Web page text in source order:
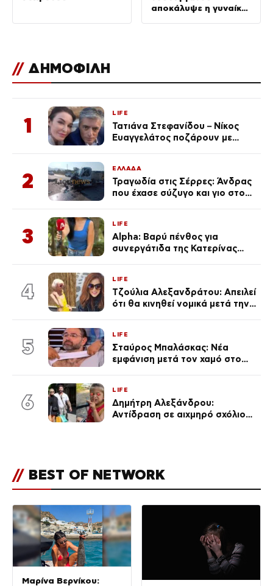
αποκάλυψε η γυναίκα
// ΔΗΜΟΦΙΛΗ
1
LIFE
Τατιάνα Στεφανίδου – Νίκος
Ευαγγελάτος ποζάρουν με
2
ΕΛΛΑΔΑ
Τραγωδία στις Σέρρες: Άνδρας
που έχασε σύζυγο και γιο στο
3
LIFE
Alpha: Βαρύ πένθος για
συνεργάτιδα της Κατερίνας
του Θεού»
4
LIFE
Τζούλια Αλεξανδράτου: Απειλεί
ότι θα κινηθεί νομικά μετά την
5
LIFE
Σταύρος Μπαλάσκας: Νέα
εμφάνιση μετά τον χαμό στο
6
LIFE
Δημήτρη Αλεξάνδρου:
Αντίδραση σε αιχμηρό σχόλιο
// BEST OF NETWORK
Μαρίνα Βερνίκου: